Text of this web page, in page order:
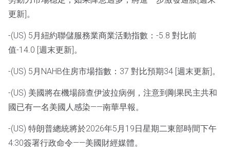
更新]。
-(US) 5月紐約聯儲服務業商業活動指數：-5.8 對比前
值-14.0 [週末更新]。
-(US) 5月NAHB住房市場指數：37 對比預期34 [週末更新]。
-(US) 美國將在機場篩查伊波拉病例，注意到剛果民主共和
國已有一名美國人感染——南華早報。
-(US) 特朗普總統將於2026年5月19日星期二東部時間下午
4:30簽署行政命令——美國財經媒體。